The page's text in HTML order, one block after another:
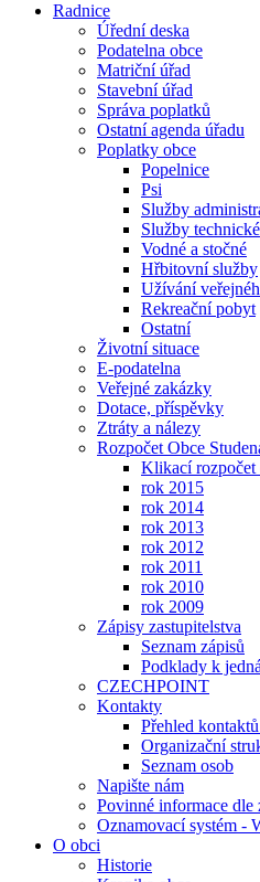
Radnice
Úřední deska
Podatelna obce
Matriční úřad
Stavební úřad
Správa poplatků
Ostatní agenda úřadu
Poplatky obce
Popelnice
Psi
Služby
Služby technické
Vodné a stočné
Hřbitovní služby
Užívání
Rekreační pobyt
Ostatní
Životní situace
E-podatelna
Veřejné zakázky
Dotace, příspěvky
Ztráty a nálezy
Rozpočet Obce
Klikací rozpočet
rok 2015
rok 2014
rok 2013
rok 2012
rok 2011
rok 2010
rok 2009
Zápisy zastupitelstva
Seznam zápisů
Podklady k
CZECHPOINT
Kontakty
Přehled
Organizační
Seznam osob
Napište nám
Povinné informace dle
Oznamovací systém -
O obci
Historie